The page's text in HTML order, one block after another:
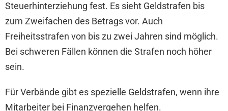
Steuerhinterziehung fest. Es sieht Geldstrafen bis
zum Zweifachen des Betrags vor. Auch
Freiheitsstrafen von bis zu zwei Jahren sind möglich.
Bei schweren Fällen können die Strafen noch höher
sein.
Für Verbände gibt es spezielle Geldstrafen, wenn ihre
Mitarbeiter bei Finanzvergehen helfen.